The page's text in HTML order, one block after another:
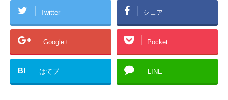
Twitter シェア
Google+ Pocket
B! はてブ LINE